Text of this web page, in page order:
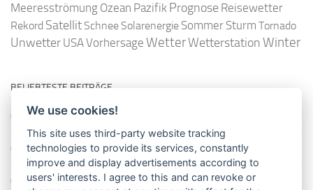
Meeresströmung Ozean Pazifik Prognose Reisewetter
Rekord Satellit Schnee Solarenergie Sommer Sturm Tornado
Unwetter USAVorhersage WetterWetterstationWinter
BELIEBTESTE BEITRÄGE
So misst man die Lufttemperatur richtig
Die richtige Wasserpumpe für den Garten
Das Wetter-Netzwerk WeatherCloud
We use cookies!
This site uses third-party website tracking
technologies to provide its services, constantly
improve and display advertisements according to
users' interests. I agree to this and can revoke or